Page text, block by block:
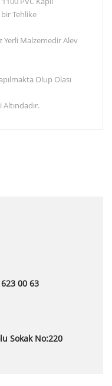
Tehlike
Yerli Malzemedir Alev
Olup Olası
00 63
Sokak No:220